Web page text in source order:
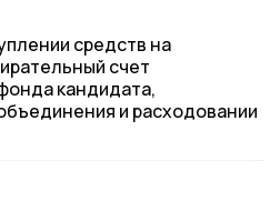
средств на
счет
кандидата,
и расходовании